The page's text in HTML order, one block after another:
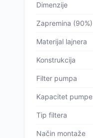
Dimenzije
Zapremina (90%)
Materijal lajnera
Konstrukcija
Filter pumpa
Kapacitet pumpe
Tip filtera
Način montaže